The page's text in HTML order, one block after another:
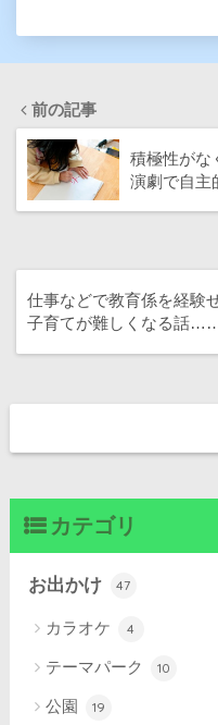
前の記事
積極性がな
演劇で自
仕事などで教育係を経験
子育てが難しくなる話
カテゴリ
お出かけ 47
カラオケ 4
テーマパーク 10
公園 19